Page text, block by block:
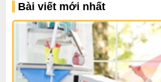
Bài viết mới nhất